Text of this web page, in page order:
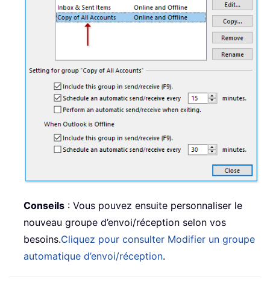
Conseils : Vous pouvez ensuite personnaliser le
nouveau groupe d’envoi/réception selon vos
besoins.Cliquez pour consulter Modifier un groupe
automatique d’envoi/réception.